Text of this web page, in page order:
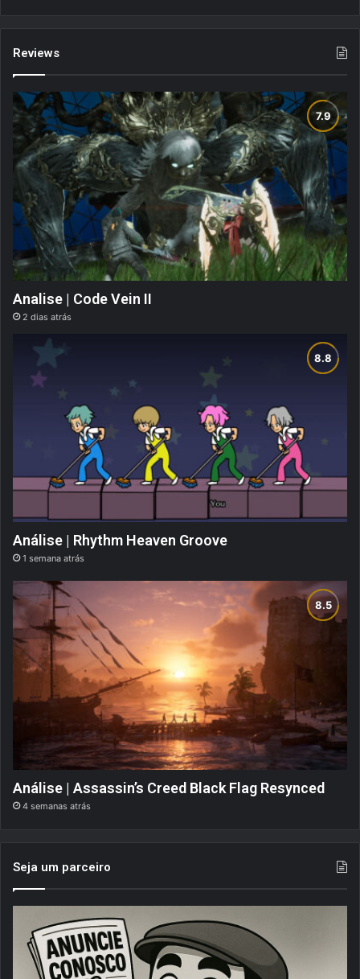
Reviews
Analise | Code Vein II
2 dias atrás
Análise | Rhythm Heaven Groove
1 semana atrás
Análise | Assassin’s Creed Black Flag Resynced
4 semanas atrás
Seja um parceiro